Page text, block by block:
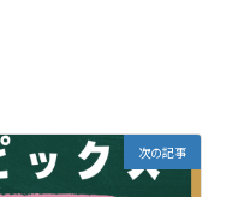
次の記事